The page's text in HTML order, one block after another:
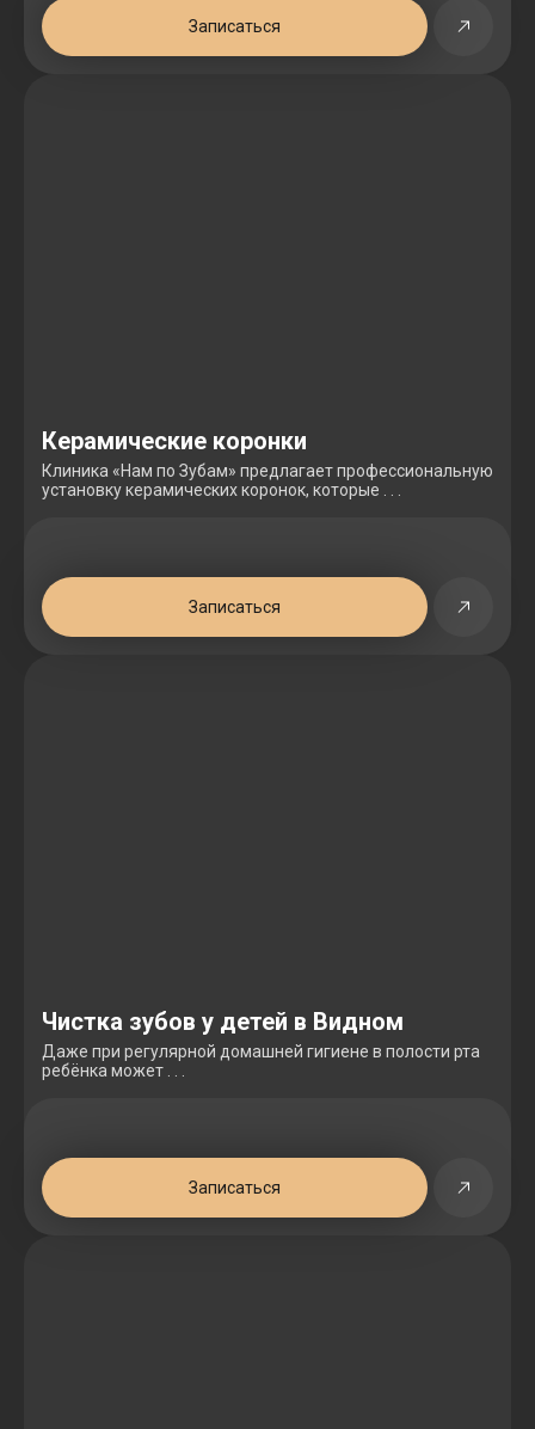
Записаться
Керамические коронки
Клиника «Нам по Зубам» предлагает профессиональную
установку керамических коронок, которые . . .
Записаться
Чистка зубов у детей в Видном
Даже при регулярной домашней гигиене в полости рта
ребёнка может . . .
Записаться